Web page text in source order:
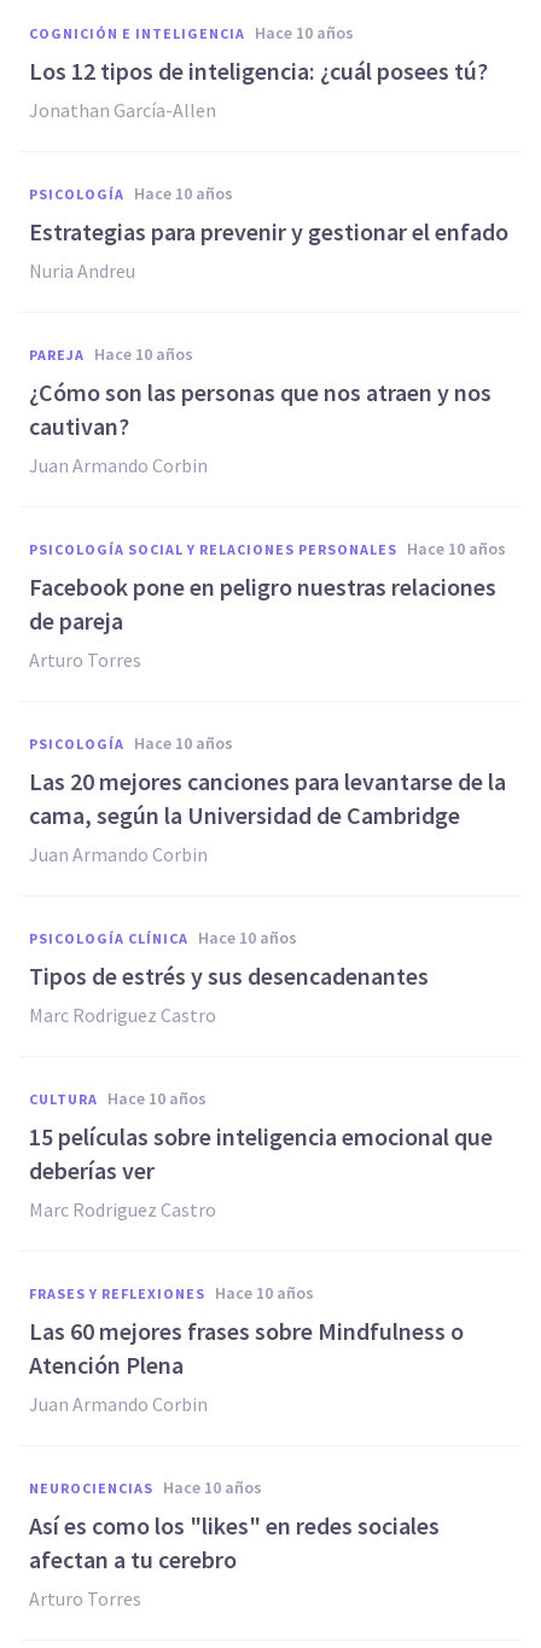
COGNICIÓN E INTELIGENCIA hace 10 años
Los 12 tipos de inteligencia: ¿cuál posees tú?
Jonathan García-Allen
PSICOLOGÍA hace 10 años
Estrategias para prevenir y gestionar el enfado
Nuria Andreu
PAREJA hace 10 años
​¿Cómo son las personas que nos atraen y nos
cautivan?
Juan Armando Corbin
PSICOLOGÍA SOCIAL Y RELACIONES PERSONALES hace 10 años
Facebook pone en peligro nuestras relaciones
de pareja
Arturo Torres
PSICOLOGÍA hace 10 años
​Las 20 mejores canciones para levantarse de la
cama, según la Universidad de Cambridge
Juan Armando Corbin
PSICOLOGÍA CLÍNICA hace 10 años
Tipos de estrés y sus desencadenantes
Marc Rodriguez Castro
CULTURA hace 10 años
15 películas sobre inteligencia emocional que
deberías ver
Marc Rodriguez Castro
FRASES Y REFLEXIONES hace 10 años
​Las 60 mejores frases sobre Mindfulness o
Atención Plena
Juan Armando Corbin
NEUROCIENCIAS hace 10 años
Así es como los "likes" en redes sociales
afectan a tu cerebro
Arturo Torres